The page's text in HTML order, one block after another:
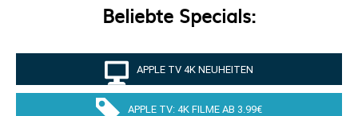
Beliebte Specials:
APPLE TV 4K NEUHEITEN
APPLE TV: 4K FILME AB 3.99€